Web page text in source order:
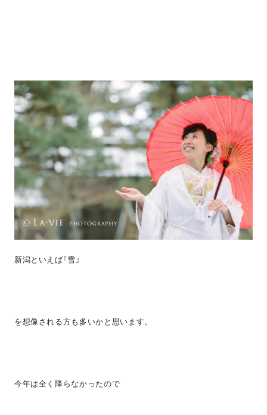
新潟といえば「雪」
を想像される方も多いかと思います。
今年は全く降らなかったので